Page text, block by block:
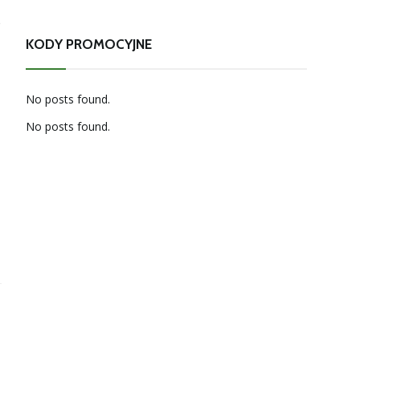
KODY PROMOCYJNE
No posts found.
No posts found.